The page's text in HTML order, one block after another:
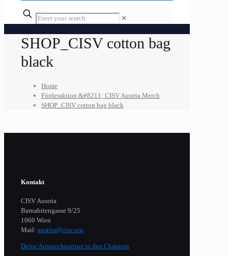
✕
SHOP_CISV cotton bag
black
Home
Förderaktion &#8211; CISV Austria Merch
SHOP_CISV cotton bag black
Kontakt
CISV Austria
Barnabitengasse 9/25
1060 Wien
Mail: austria@cisv.org
Deine Ansprechpartner in den Chaptern